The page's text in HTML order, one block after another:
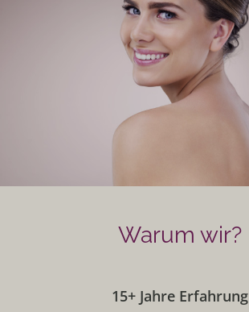
Warum wir?
15+ Jahre Erfahrung